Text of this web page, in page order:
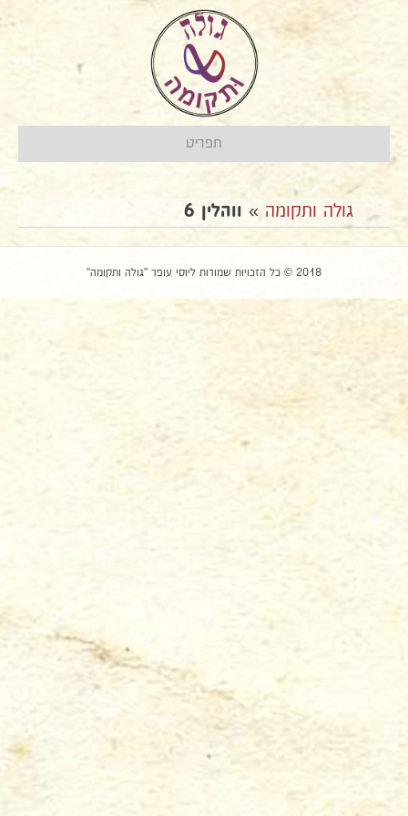
תפריט
גולה ותקומה » ווהלין 6
2018 © כל הזכויות שמורות ליוסי עופר "גולה ותקומה"